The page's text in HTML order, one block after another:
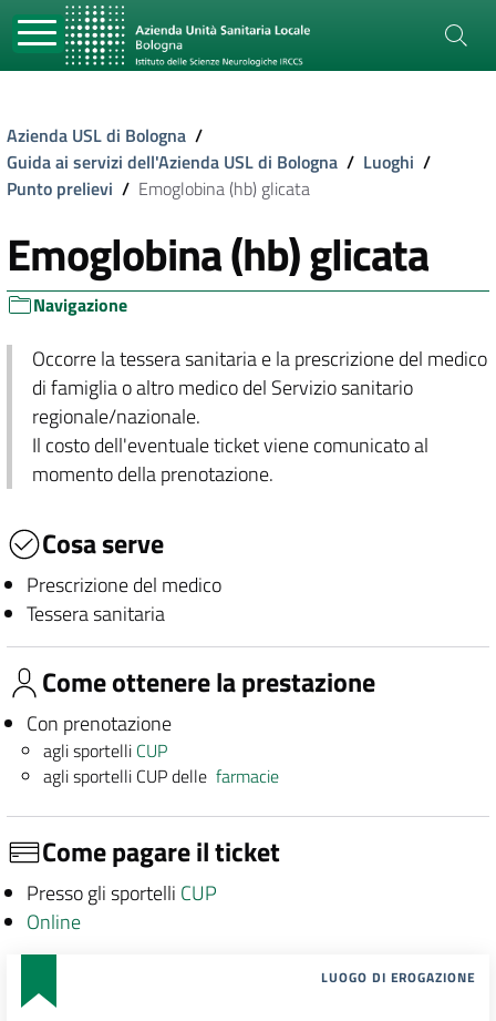
Azienda USL di Bologna /
Guida ai servizi dell'Azienda USL di Bologna / Luoghi /
Punto prelievi / Emoglobina (hb) glicata
Emoglobina (hb) glicata
Navigazione
Occorre la tessera sanitaria e la prescrizione del medico
di famiglia o altro medico del Servizio sanitario
regionale/nazionale.
Il costo dell'eventuale ticket viene comunicato al
momento della prenotazione.
Cosa serve
Prescrizione del medico
Tessera sanitaria
Come ottenere la prestazione
Con prenotazione
agli sportelli CUP
agli sportelli CUP dellefarmacie
Come pagare il ticket
Presso gli sportelli CUP
Online
LUOGO DI EROGAZIONE